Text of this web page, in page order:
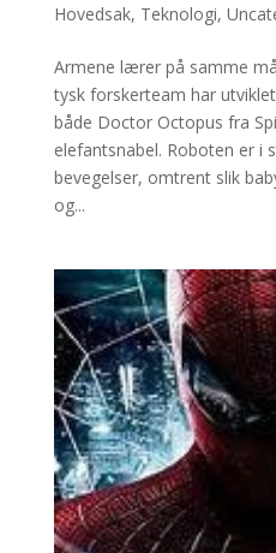
Hovedsak, Teknologi,
Armene lærer på samme
tysk forskerteam har
både Doctor Octopus fra
elefantsnabel. Roboten er i
bevegelser, omtrent slik
og...